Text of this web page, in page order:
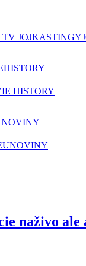
JOJKASTINGY
HISTORY
HISTORY
naživo